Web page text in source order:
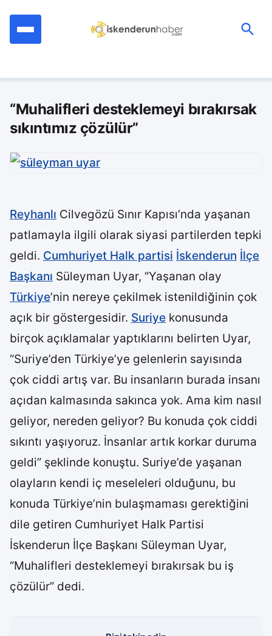
“Muhalifleri desteklemeyi bırakırsak
sıkıntımız çözülür”
Reyhanlı Cilvegözü Sınır Kapısı’nda yaşanan
patlamayla ilgili olarak siyasi partilerden tepki
geldi. Cumhuriyet Halk partisi İskenderun İlçe
Başkanı Süleyman Uyar, “Yaşanan olay
Türkiye’nin nereye çekilmek istenildiğinin çok
açık bir göstergesidir. Suriye konusunda
birçok açıklamalar yaptıklarını belirten Uyar,
“Suriye’den Türkiye’ye gelenlerin sayısında
çok ciddi artış var. Bu insanların burada insanı
açıdan kalmasında sakınca yok. Ama kim nasıl
geliyor, nereden geliyor? Bu konuda çok ciddi
sıkıntı yaşıyoruz. İnsanlar artık korkar duruma
geldi” şeklinde konuştu. Suriye’de yaşanan
olayların kendi iç meseleleri olduğunu, bu
konuda Türkiye’nin bulaşmaması gerektiğini
dile getiren Cumhuriyet Halk Partisi
İskenderun İlçe Başkanı Süleyman Uyar,
“Muhalifleri desteklemeyi bırakırsak bu iş
çözülür” dedi.